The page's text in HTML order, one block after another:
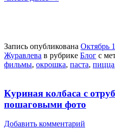
Запись опубликована Октябрь
Журавлева в рубрике Блог с
фильмы, окрошка, паста, пицца
Куриная колбаса с
пошаговыми фото
Добавить комментарий